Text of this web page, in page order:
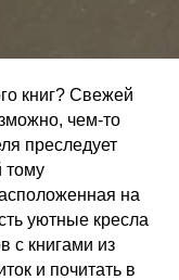
книг? Свежей
чем-то
преследует
тому
на
уютные кресла
с книгами из
и почитать в